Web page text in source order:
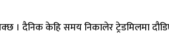
। दैनिक केहि समय निकालेर ट्रेडमिलमा